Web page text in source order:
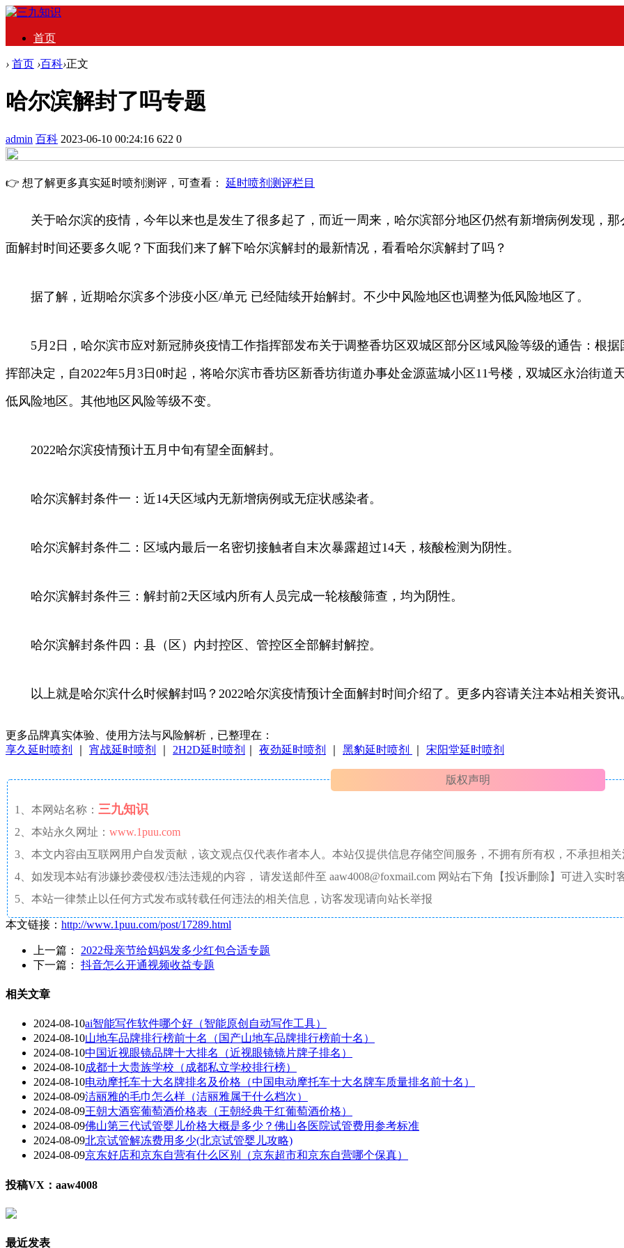
首页
› 首页 ›百科›正文
哈尔滨解封了吗专题
admin 百科 2023-06-10 00:24:16 622 0
👉 想了解更多真实延时喷剂测评，可查看： 延时喷剂测评栏目
关于哈尔滨的疫情，今年以来也是发生了很多起了，而近一周来，哈尔滨部分地区仍然有新增病例发现，那
面解封时间还要多久呢？下面我们来了解下哈尔滨解封的最新情况，看看哈尔滨解封了吗？
据了解，近期哈尔滨多个涉疫小区/单元 已经陆续开始解封。不少中风险地区也调整为低风险地区了。
5月2日，哈尔滨市应对新冠肺炎疫情工作指挥部发布关于调整香坊区双城区部分区域风险等级的通告：根据
挥部决定，自2022年5月3日0时起，将哈尔滨市香坊区新香坊街道办事处金源蓝城小区11号楼，双城区永治街
低风险地区。其他地区风险等级不变。
2022哈尔滨疫情预计五月中旬有望全面解封。
哈尔滨解封条件一：近14天区域内无新增病例或无症状感染者。
哈尔滨解封条件二：区域内最后一名密切接触者自末次暴露超过14天，核酸检测为阴性。
哈尔滨解封条件三：解封前2天区域内所有人员完成一轮核酸筛查，均为阴性。
哈尔滨解封条件四：县（区）内封控区、管控区全部解封解控。
以上就是哈尔滨什么时候解封吗？2022哈尔滨疫情预计全面解封时间介绍了。更多内容请关注本站相关资讯
更多品牌真实体验、使用方法与风险解析，已整理在：
享久延时喷剂
宵战延时喷剂 2H2D延时喷剂 夜劲延时喷剂 黑豹延时喷剂 宋阳堂延时喷剂
版权声明
1、本网站名称： 三九知识
2、本站永久网址： www.1puu.com
3、本文内容由互联网用户自发贡献，该文观点仅代表作者本人。本站仅提供信息存储空间服务，不拥有所有权，不承担相
4、如发现本站有涉嫌抄袭侵权/违法违规的内容， 请发送邮件至 aaw4008@foxmail.com 网站右下角【投诉删除】可进入实时
5、本站一律禁止以任何方式发布或转载任何违法的相关信息，访客发现请向站长举报
本文链接： http://www.1puu.com/post/17289.html
上一篇： 2022母亲节给妈妈发多少红包合适专题
下一篇： 抖音怎么开通视频收益专题
相关文章
2024-08-10ai智能写作软件哪个好（智能原创自动写作工具）
2024-08-10山地车品牌排行榜前十名（国产山地车品牌排行榜前十名）
2024-08-10中国近视眼镜品牌十大排名（近视眼镜镜片牌子排名）
2024-08-10成都十大贵族学校（成都私立学校排行榜）
2024-08-10电动摩托车十大名牌排名及价格（中国电动摩托车十大名牌车质量排名前十名）
2024-08-09洁丽雅的毛巾怎么样（洁丽雅属于什么档次）
2024-08-09王朝大酒窖葡萄酒价格表（王朝经典干红葡萄酒价格）
2024-08-09佛山第三代试管婴儿价格大概是多少？佛山各医院试管费用参考标准
2024-08-09北京试管解冻费用多少(北京试管婴儿攻略)
2024-08-09京东好店和京东自营有什么区别（京东超市和京东自营哪个保真）
投稿VX：aaw4008
最近发表